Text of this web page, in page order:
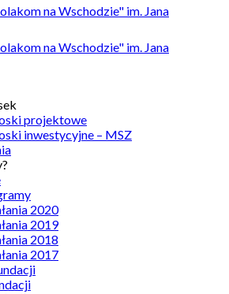
projektowe
inwestycyjne – MSZ
2020
2019
2018
2017